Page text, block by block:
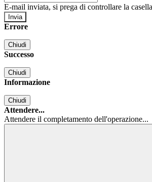
E-mail inviata, si prega di controllare la
Errore
Chiudi
Successo
Chiudi
Informazione
Chiudi
Attendere...
Attendere il completamento dell'operazione...